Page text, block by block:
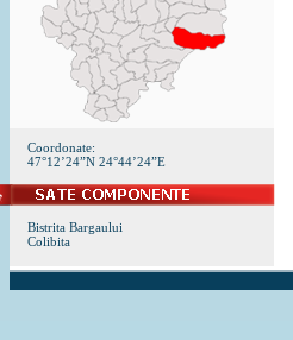
Coordonate:
47°12’24”N 24°44’24”E
Bistrita Bargaului
Colibita